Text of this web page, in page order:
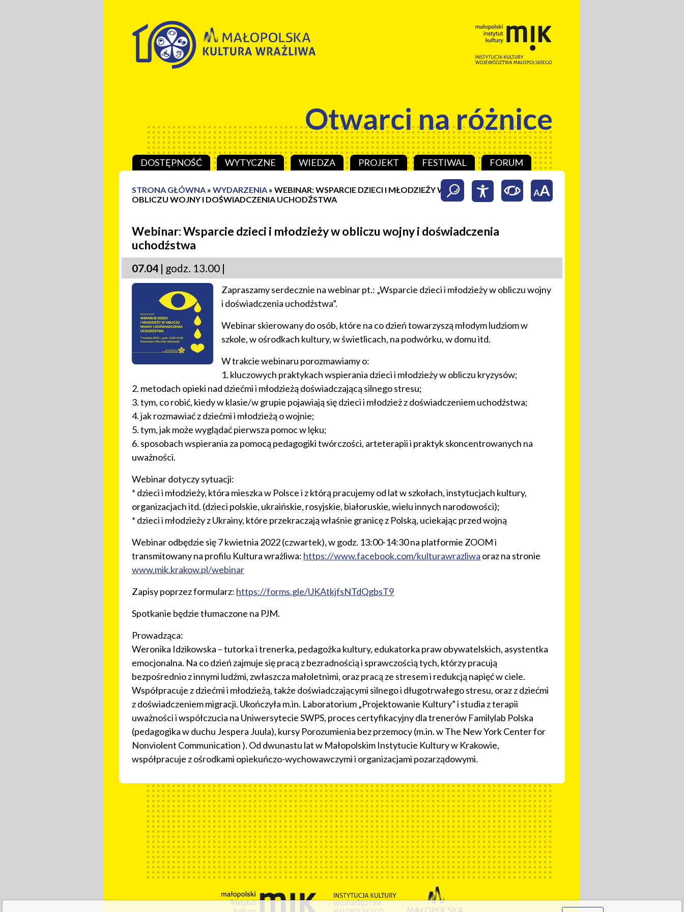
Otwarci na różnice
DOSTĘPNOŚĆ WYTYCZNE WIEDZA PROJEKT FESTIWAL FORUM
STRONA GŁÓWNA » WYDARZENIA » WEBINAR: WSPARCIE DZIECI I MŁODZIEŻY W
OBLICZU WOJNY I DOŚWIADCZENIA UCHODŹSTWA
Webinar: Wsparcie dzieci i młodzieży w obliczu wojny i doświadczenia
uchodźstwa
07.04 | godz. 13.00 |
Zapraszamy serdecznie na webinar pt.: „Wsparcie dzieci i młodzieży w obliczu wojny
i doświadczenia uchodźstwa”.
Webinar skierowany do osób, które na co dzień towarzyszą młodym ludziom w
szkole, w ośrodkach kultury, w świetlicach, na podwórku, w domu itd.
W trakcie webinaru porozmawiamy o:
1. kluczowych praktykach wspierania dzieci i młodzieży w obliczu kryzysów;
2. metodach opieki nad dziećmi i młodzieżą doświadczającą silnego stresu;
3. tym, co robić, kiedy w klasie/w grupie pojawiają się dzieci i młodzież z doświadczeniem uchodźstwa;
4. jak rozmawiać z dziećmi i młodzieżą o wojnie;
5. tym, jak może wyglądać pierwsza pomoc w lęku;
6. sposobach wspierania za pomocą pedagogiki twórczości, arteterapii i praktyk skoncentrowanych na
uważności.
Webinar dotyczy sytuacji:
* dzieci i młodzieży, która mieszka w Polsce i z którą pracujemy od lat w szkołach, instytucjach kultury,
organizacjach itd. (dzieci polskie, ukraińskie, rosyjskie, białoruskie, wielu innych narodowości);
* dzieci i młodzieży z Ukrainy, które przekraczają właśnie granicę z Polską, uciekając przed wojną
Webinar odbędzie się 7 kwietnia 2022 (czwartek), w godz. 13:00-14:30 na platformie ZOOM i
transmitowany na profilu Kultura wrażliwa: https://www.facebook.com/kulturawrazliwa oraz na stronie
www.mik.krakow.pl/webinar
Zapisy poprzez formularz: https://forms.gle/UKAtkjfsNTdQgbsT9
Spotkanie będzie tłumaczone na PJM.
Prowadząca:
Weronika Idzikowska – tutorka i trenerka, pedagożka kultury, edukatorka praw obywatelskich, asystentka
emocjonalna. Na co dzień zajmuje się pracą z bezradnością i sprawczością tych, którzy pracują
bezpośrednio z innymi ludźmi, zwłaszcza małoletnimi, oraz pracą ze stresem i redukcją napięć w ciele.
Współpracuje z dziećmi i młodzieżą, także doświadczającymi silnego i długotrwałego stresu, oraz z dziećmi
z doświadczeniem migracji. Ukończyła m.in. Laboratorium „Projektowanie Kultury” i studia z terapii
uważności i współczucia na Uniwersytecie SWPS, proces certyfikacyjny dla trenerów Familylab Polska
(pedagogika w duchu Jespera Juula), kursy Porozumienia bez przemocy (m.in. w The New York Center for
Nonviolent Communication ). Od dwunastu lat w Małopolskim Instytucie Kultury w Krakowie,
współpracuje z ośrodkami opiekuńczo-wychowawczymi i organizacjami pozarządowymi.